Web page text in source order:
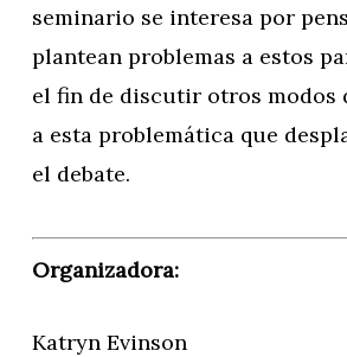
seminario se interesa por
plantean problemas a estos
el fin de discutir otros modos
a esta problemática que
el debate.
Organizadora:
Katryn Evinson